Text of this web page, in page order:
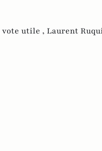
vote utile , Laurent